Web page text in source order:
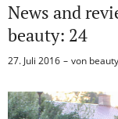
News and
beauty: 24
27. Juli 2016 von